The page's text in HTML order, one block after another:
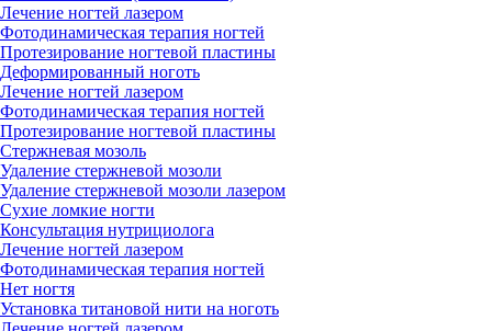
Лечение ногтей лазером
Фотодинамическая терапия ногтей
Протезирование ногтевой пластины
Деформированный ноготь
Лечение ногтей лазером
Фотодинамическая терапия ногтей
Протезирование ногтевой пластины
Стержневая мозоль
Удаление стержневой мозоли
Удаление стержневой мозоли лазером
Сухие ломкие ногти
Консультация нутрициолога
Лечение ногтей лазером
Фотодинамическая терапия ногтей
Нет ногтя
Установка титановой нити на ноготь